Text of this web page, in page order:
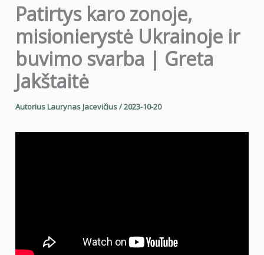
Patirtys karo zonoje,
misionierystė Ukrainoje ir
buvimo svarba | Greta
Jakštaitė
AutoriusLaurynas Jacevičius/2023-10-20